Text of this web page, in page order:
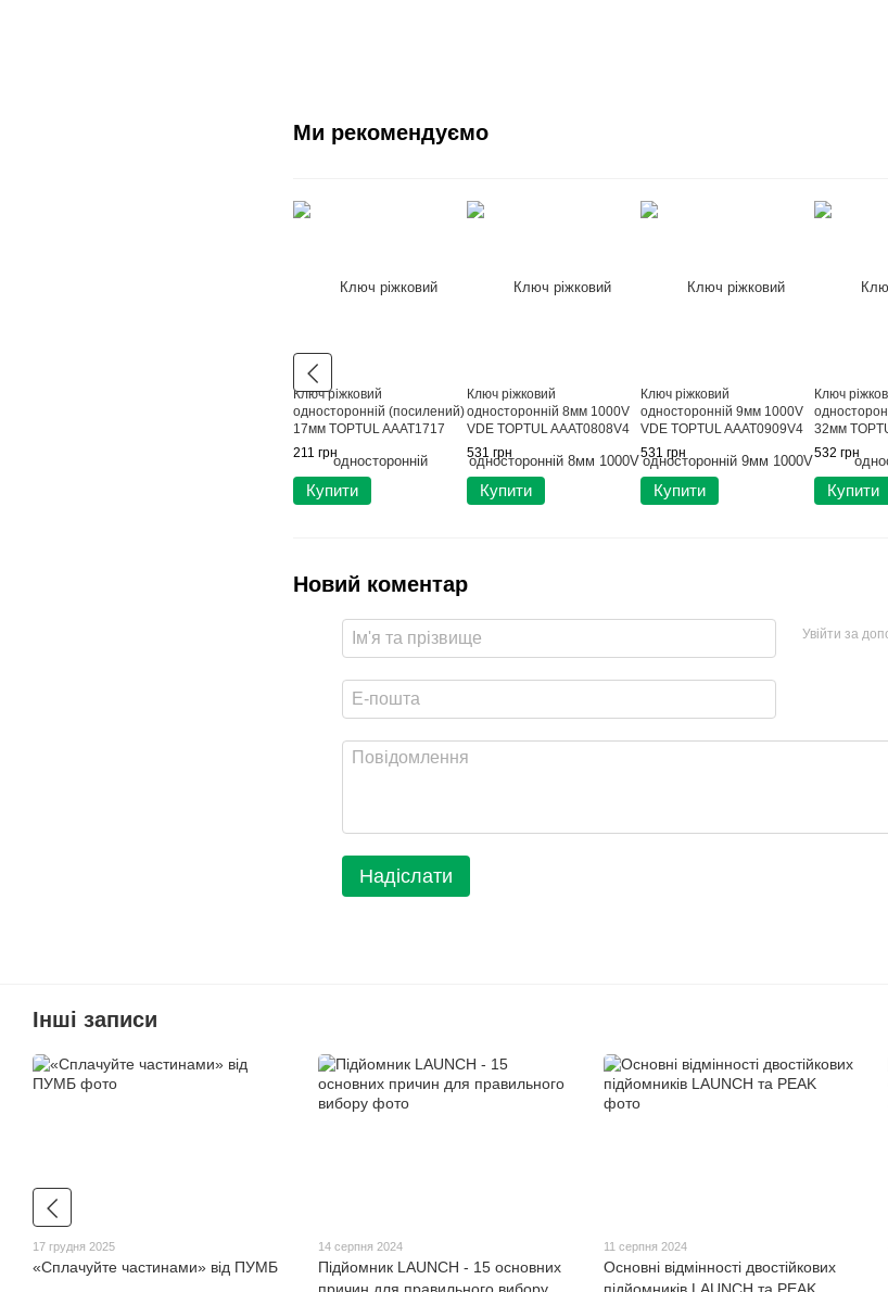
Ми рекомендуємо
Ключ ріжковий
односторонній (посилений)
17мм TOPTUL AAAT1717
211 грн
Купити
Ключ ріжковий
односторонній 8мм 1000V
VDE TOPTUL AAAT0808V4
531 грн
Купити
Ключ ріжковий
односторонній 9мм 1000V
VDE TOPTUL AAAT0909V4
531 грн
Купити
Ключ
32мм
532 грн
Купити
Новий коментар
Увійти за
Надіслати
Інші записи
17 грудня 2025
«Сплачуйте частинами» від ПУМБ
14 серпня 2024
Підйомник LAUNCH - 15 основних
причин для правильного вибору
11 серпня 2024
Основні відмінності двостійкових
підйомників LAUNCH та PEAK